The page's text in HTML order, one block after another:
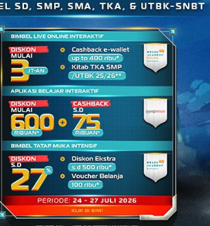
masalah, tetapi kesalahan itu perlu
anak